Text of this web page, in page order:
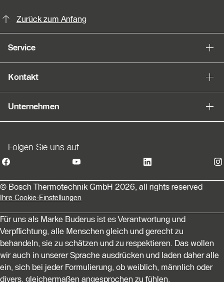
Zurück zum Anfang
Service
Kontakt
Unternehmen
Folgen Sie uns auf
© Bosch Thermotechnik GmbH 2026, all rights reserved
Ihre Cookie-Einstellungen
Für uns als Marke Buderus ist es Verantwortung und
Verpflichtung, alle Menschen gleich und gerecht zu
behandeln, sie zu schätzen und zu respektieren. Das wollen
wir auch in unserer Sprache ausdrücken und laden daher alle
ein, sich bei jeder Formulierung, ob weiblich, männlich oder
divers, gleichermaßen angesprochen zu fühlen.